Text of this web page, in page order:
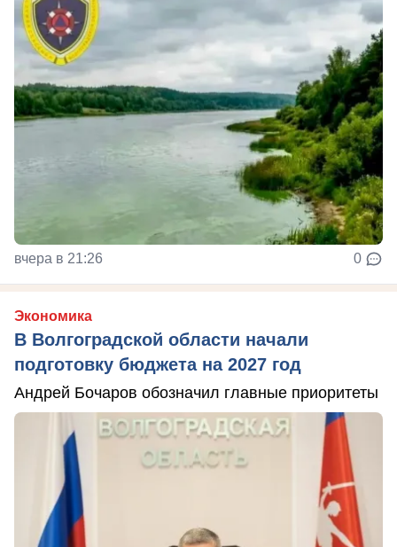
вчера в 21:26 0
Экономика
В Волгоградской области начали
подготовку бюджета на 2027 год
Андрей Бочаров обозначил главные приоритеты